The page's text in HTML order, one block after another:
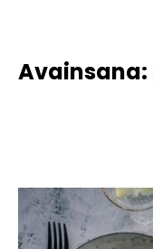
Avainsana: